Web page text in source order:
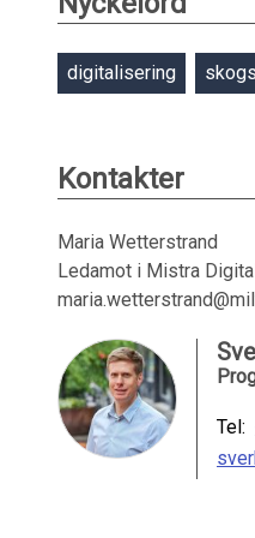
digitalisering
Kontakter
Maria Wetterstrand
Ledamot i Mistra
Tel: